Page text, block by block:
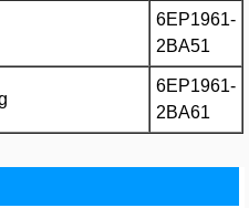
6EP1961-
2BA51
6EP1961-
2BA61